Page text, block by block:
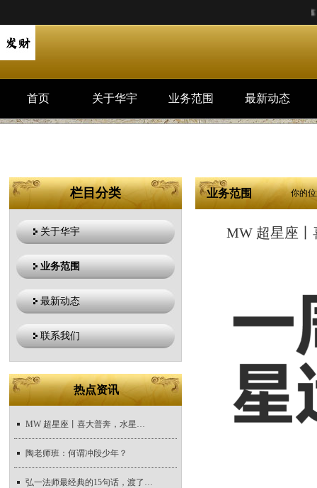
陶老师班：何谓冲段少
首页 关于华宇 业务范围 最新动态
栏目分类
关于华宇
业务范围
最新动态
联系我们
热点资讯
MW 超星座丨喜大普奔，水星恢复顺行，这几个星座开始事事顺遂啦
陶老师班：何谓冲段少年？
弘一法师最经典的15句话，渡了无数人
业务范围 你的
MW 超星座丨